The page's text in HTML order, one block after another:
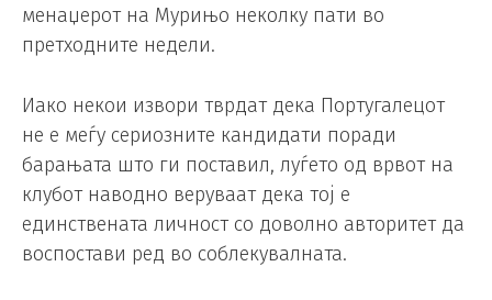
менаџерот на Мурињо неколку пати во
претходните недели.
Иако некои извори тврдат дека Португалецот
не е меѓу сериозните кандидати поради
барањата што ги поставил, луѓето од врвот на
клубот наводно веруваат дека тој е
единствената личност со доволно авторитет да
воспостави ред во соблекувалната.